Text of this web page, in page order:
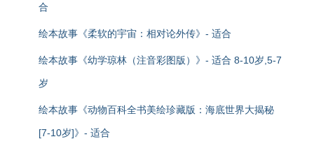
合
绘本故事《柔软的宇宙：相对论外传》- 适合
绘本故事《幼学琼林（注音彩图版）》- 适合 8-10岁,5-7
岁
绘本故事《动物百科全书美绘珍藏版：海底世界大揭秘
[7-10岁]》- 适合